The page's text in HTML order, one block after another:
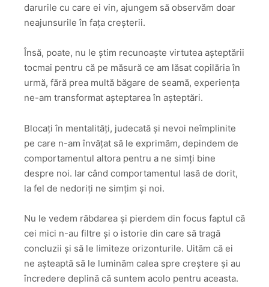
darurile cu care ei vin, ajungem să observăm doar
neajunsurile în fața creșterii.
Însă, poate, nu le știm recunoaște virtutea așteptării
tocmai pentru că pe măsură ce am lăsat copilăria în
urmă, fără prea multă băgare de seamă, experiența
ne-am transformat așteptarea în așteptări.
Blocați în mentalități, judecată și nevoi neîmplinite
pe care n-am învățat să le exprimăm, depindem de
comportamentul altora pentru a ne simți bine
despre noi. Iar când comportamentul lasă de dorit,
la fel de nedoriți ne simțim și noi.
Nu le vedem răbdarea și pierdem din focus faptul că
cei mici n-au filtre și o istorie din care să tragă
concluzii și să le limiteze orizonturile. Uităm că ei
ne așteaptă să le luminăm calea spre creștere și au
încredere deplină că suntem acolo pentru aceasta.